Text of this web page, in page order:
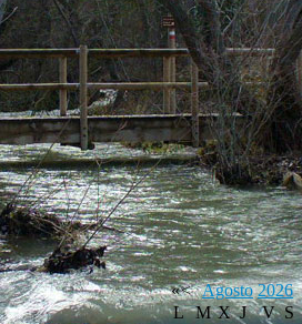
«< Agosto 2026
L M X J V S